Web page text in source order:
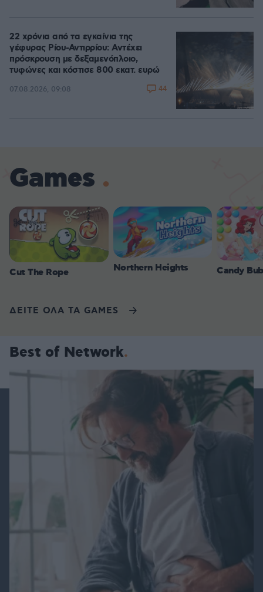
22 χρόνια από τα εγκαίνια της
γέφυρας Ρίου-Αντιρρίου: Αντέχει
πρόσκρουση με δεξαμενόπλοιο,
τυφώνες και κόστισε 800 εκατ. ευρώ
07.08.2026, 09:08 44
Games
Cut The Rope Northern Heights Candy
ΔΕΙΤΕ ΟΛΑ ΤΑ GAMES
Best of Network